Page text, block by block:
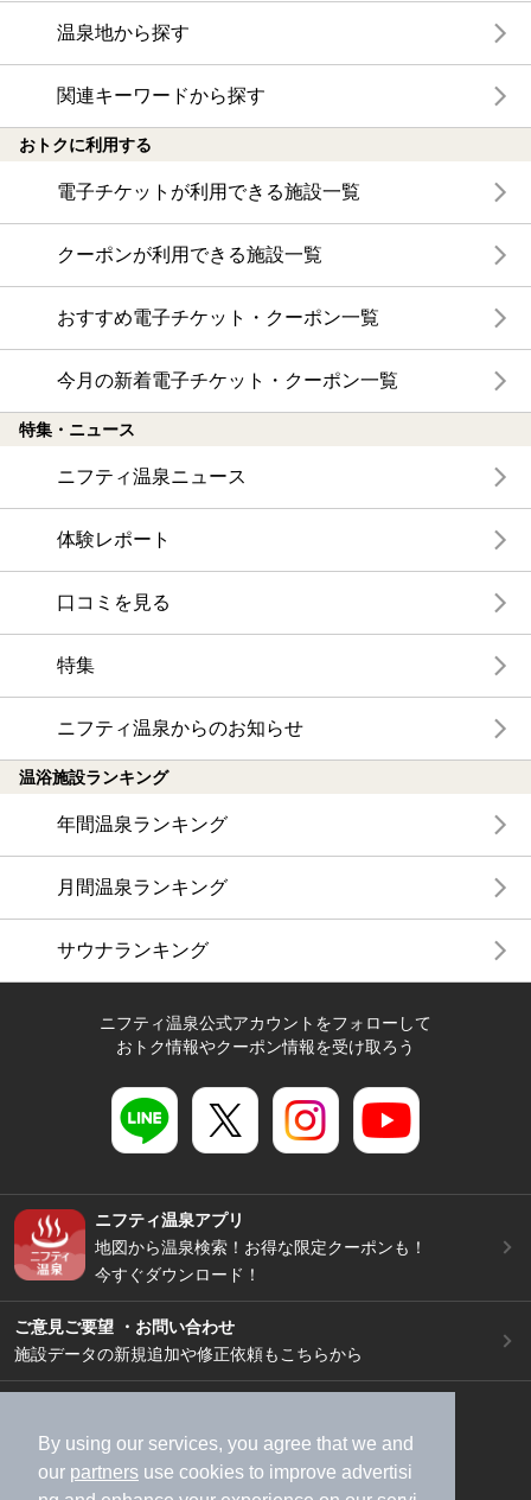
By using our services, you agree that we and
our partners use cookies to improve advertisi
温泉地から探す
関連キーワードから探す
おトクに利用する
電子チケットが利用できる施設一覧
クーポンが利用できる施設一覧
おすすめ電子チケット・クーポン一覧
今月の新着電子チケット・クーポン一覧
特集・ニュース
ニフティ温泉ニュース
体験レポート
口コミを見る
特集
ニフティ温泉からのお知らせ
温浴施設ランキング
年間温泉ランキング
月間温泉ランキング
サウナランキング
ニフティ温泉公式アカウントをフォローして
おトク情報やクーポン情報を受け取ろう
ニフティ温泉アプリ
地図から温泉検索！お得な限定クーポンも！
今すぐダウンロード！
ご意見ご要望 ・お問い合わせ
施設データの新規追加や修正依頼もこちらから
加盟店募集（資料請求）
広告出稿のご案内
利用規約
ライフスタイルMEMBERS+規約